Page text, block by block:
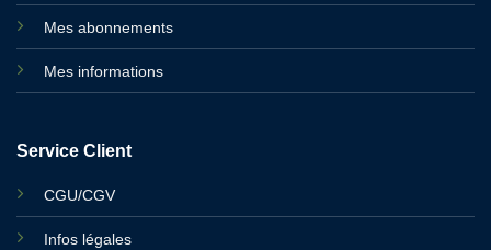
Mes abonnements
Mes informations
Service Client
CGU/CGV
Infos légales